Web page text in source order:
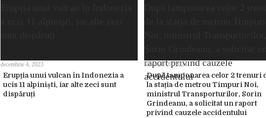
Erupția unui vulcan în Indonezia a
ucis 11 alpiniști, iar alte zeci sunt
dispăruți
decembrie 4, 2023
După tamponarea celor 2 trenuri
la stația de metrou Timpuri Noi,
ministrul Transporturilor, Sorin
Grindeanu, a solicitat un raport
privind cauzele accidentului
februarie 28, 2024